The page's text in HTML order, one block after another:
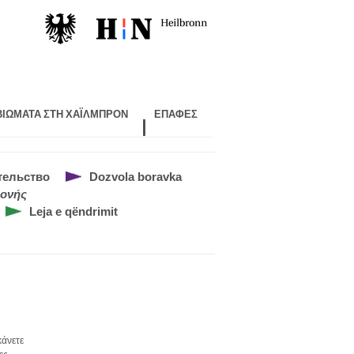
ΣΤΗ ΧΑΪΛΜΠΡΌΝ ΕΠΑΦΈΣ
Dozvola boravka
Leja e qëndrimit